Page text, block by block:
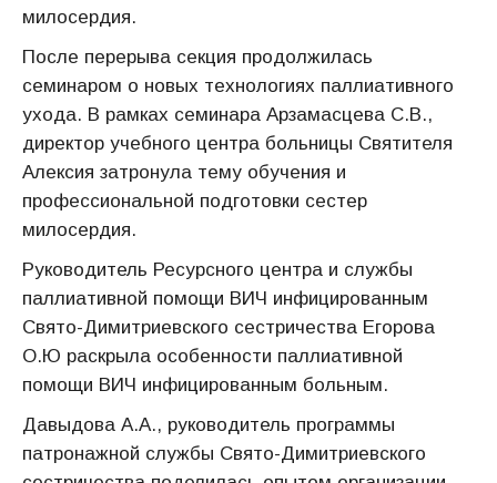
милосердия.
После перерыва секция продолжилась
семинаром о новых технологиях паллиативного
ухода. В рамках семинара Арзамасцева С.В.,
директор учебного центра больницы Святителя
Алексия затронула тему обучения и
профессиональной подготовки сестер
милосердия.
Руководитель Ресурсного центра и службы
паллиативной помощи ВИЧ инфицированным
Свято-Димитриевского сестричества Егорова
О.Ю раскрыла особенности паллиативной
помощи ВИЧ инфицированным больным.
Давыдова А.А., руководитель программы
патронажной службы Свято-Димитриевского